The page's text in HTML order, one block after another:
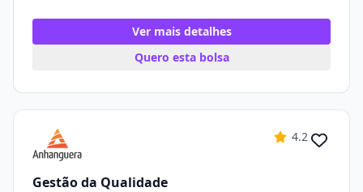
Ver mais detalhes
Quero esta bolsa
4.2
Gestão da Qualidade